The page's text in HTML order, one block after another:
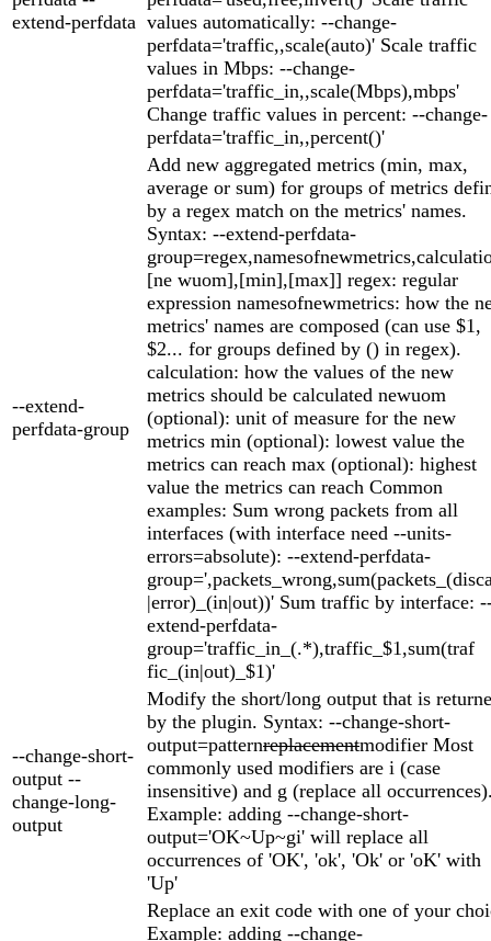
extend-perfdata values automatically: --change-
perfdata='traffic,,scale(auto)' Scale traffic
values in Mbps: --change-
perfdata='traffic_in,,scale(Mbps),mbps'
Change traffic values in percent: --change-
perfdata='traffic_in,,percent()'
--extend-
perfdata-group
Add new aggregated metrics (min, max,
average or sum) for groups of metrics
by a regex match on the metrics' names.
Syntax: --extend-perfdata-
[ne wuom],[min],[max]] regex: regular
expression namesofnewmetrics: how the
metrics' names are composed (can use $1,
$2... for groups defined by () in regex).
calculation: how the values of the new
metrics should be calculated newuom
(optional): unit of measure for the new
metrics min (optional): lowest value the
metrics can reach max (optional): highest
value the metrics can reach Common
examples: Sum wrong packets from all
interfaces (with interface need --units-
errors=absolute): --extend-perfdata-
|error)_(in|out))' Sum traffic by interface:
extend-perfdata-
group='traffic_in_(.*),traffic_$1,sum(traf
fic_(in|out)_$1)'
--change-short-
output --
change-long-
output
Modify the short/long output that is
by the plugin. Syntax: --change-short-
output=patternreplacementmodifier Most
commonly used modifiers are i (case
insensitive) and g (replace all
Example: adding --change-short-
output='OK~Up~gi' will replace all
occurrences of 'OK', 'ok', 'Ok' or 'oK' with
'Up'
Replace an exit code with one of your
Example: adding --change-